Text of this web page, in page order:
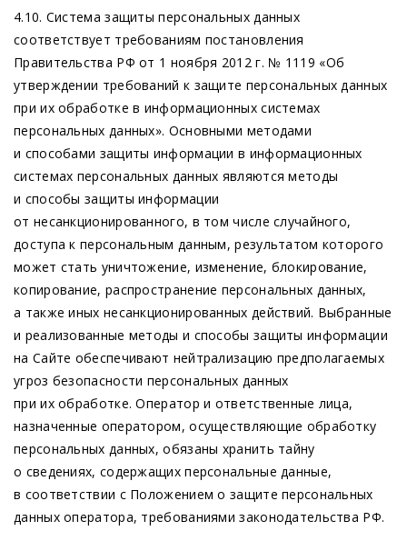
4.10. Система защиты персональных данных
соответствует требованиям постановления
Правительства РФ от 1 ноября 2012 г. № 1119 «Об
утверждении требований к защите персональных данных
при их обработке в информационных системах
персональных данных». Основными методами
и способами защиты информации в информационных
системах персональных данных являются методы
и способы защиты информации
от несанкционированного, в том числе случайного,
доступа к персональным данным, результатом которого
может стать уничтожение, изменение, блокирование,
копирование, распространение персональных данных,
а также иных несанкционированных действий. Выбранные
и реализованные методы и способы защиты информации
на Сайте обеспечивают нейтрализацию предполагаемых
угроз безопасности персональных данных
при их обработке. Оператор и ответственные лица,
назначенные оператором, осуществляющие обработку
персональных данных, обязаны хранить тайну
о сведениях, содержащих персональные данные,
в соответствии с Положением о защите персональных
данных оператора, требованиями законодательства РФ.